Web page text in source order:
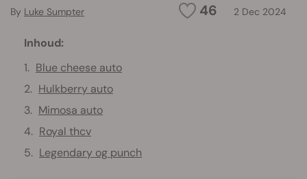
46 2 Dec 2024
By Luke Sumpter
Inhoud:
Blue cheese auto
Hulkberry auto
Mimosa auto
Royal thcv
Legendary og punch